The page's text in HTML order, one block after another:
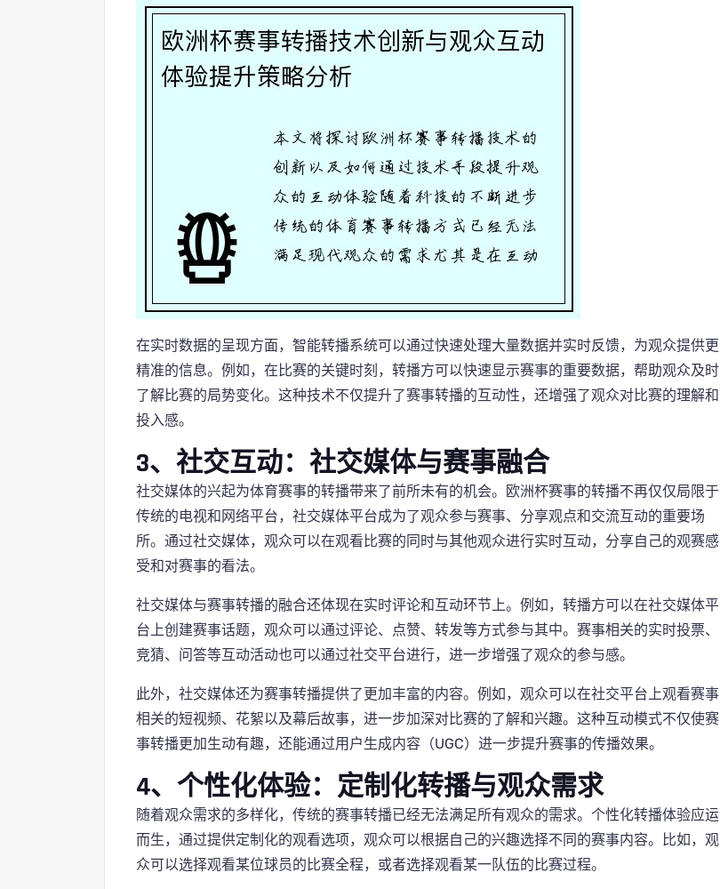
在实时数据的呈现方面，智能转播系统可以通过快速处理大量数据并实时反馈，为观众提供更
精准的信息。例如，在比赛的关键时刻，转播方可以快速显示赛事的重要数据，帮助观众及时
了解比赛的局势变化。这种技术不仅提升了赛事转播的互动性，还增强了观众对比赛的理解和
投入感。
3、社交互动：社交媒体与赛事融合
社交媒体的兴起为体育赛事的转播带来了前所未有的机会。欧洲杯赛事的转播不再仅仅局限于
传统的电视和网络平台，社交媒体平台成为了观众参与赛事、分享观点和交流互动的重要场
所。通过社交媒体，观众可以在观看比赛的同时与其他观众进行实时互动，分享自己的观赛感
受和对赛事的看法。
社交媒体与赛事转播的融合还体现在实时评论和互动环节上。例如，转播方可以在社交媒体平
台上创建赛事话题，观众可以通过评论、点赞、转发等方式参与其中。赛事相关的实时投票、
竞猜、问答等互动活动也可以通过社交平台进行，进一步增强了观众的参与感。
此外，社交媒体还为赛事转播提供了更加丰富的内容。例如，观众可以在社交平台上观看赛事
相关的短视频、花絮以及幕后故事，进一步加深对比赛的了解和兴趣。这种互动模式不仅使赛
事转播更加生动有趣，还能通过用户生成内容（UGC）进一步提升赛事的传播效果。
4、个性化体验：定制化转播与观众需求
随着观众需求的多样化，传统的赛事转播已经无法满足所有观众的需求。个性化转播体验应运
而生，通过提供定制化的观看选项，观众可以根据自己的兴趣选择不同的赛事内容。比如，观
众可以选择观看某位球员的比赛全程，或者选择观看某一队伍的比赛过程。